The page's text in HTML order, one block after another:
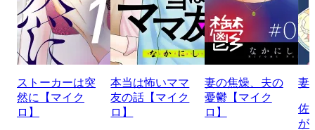
ストーカーは突
然に【マイク
ロ】
本当は怖いママ
友の話【マイク
ロ】
妻の焦燥、夫の
憂鬱【マイク
ロ】
妻
佐
が